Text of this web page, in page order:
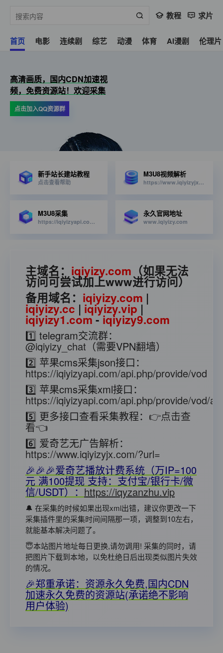
教程 求片
首页 电影 连续剧 综艺 动漫 体育 AI漫剧 伦理片
高清画质，国内CDN加速视
频，免费资源站！欢迎采集
点击加入QQ资源群
新手站长建站教程
点击查看帮助
M3U8视频解析
https://www.iqiyizyjx.com/?url=
M3U8采集
https://iqiyizyapi.com/api.php/provide/vod/from/snm3u8/at/xml
永久官网地址
www.iqiyizy.com
主域名： iqiyizy.com （如果无法
访问可尝试加上www进行访问）
备用域名： iqiyizy.com |
iqiyizy.cc | iqiyizy.vip |
iqiyizy1.com-iqiyizy9.com
1️⃣ telegram交流群：
@iqiyizy_chat （需要VPN翻墙）
2️⃣ 苹果cms采集json接口：
https://iqiyizyapi.com/api.php/provide/vod
3️⃣ 苹果cms采集xml接口：
https://iqiyizyapi.com/api.php/provide/vod/
5️⃣ 更多接口查看采集教程： 👉点击查
看👈
6️⃣ 爱奇艺无广告解析：
https://www.iqiyizyjx.com/?url=
🎉🎉🎉爱奇艺播放计费系统（万IP=100
元 满100提现 支持：支付宝/银行卡/微
信/USDT）： https://iqyzanzhu.vip
🔔 在采集的时候如果出现xml出错，建议你更改一下
采集插件里的采集时间间隔那一项，调整到10左右，
就能基本解决问题了。
😇本站图片地址每日更换,请勿调用! 采集的同时，请
把图片下载到本地，以免杜绝日后出现类似图片失效
的情况。
🎉郑重承诺：资源永久免费,国内CDN
加速永久免费的资源站(承诺绝不影响
用户体验)